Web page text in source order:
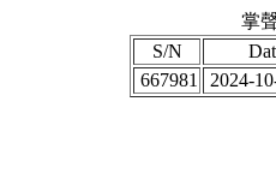
掌
S/N
667981
2024-